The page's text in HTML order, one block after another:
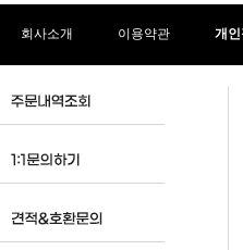
회사소개 이용약관 개인